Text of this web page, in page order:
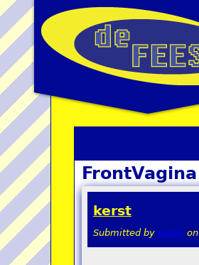
FrontVagina
kerst
Submitted by teddy on